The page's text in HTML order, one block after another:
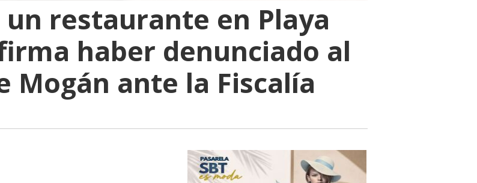
restaurante en Playa
haber denunciado al
Mogán ante la Fiscalía